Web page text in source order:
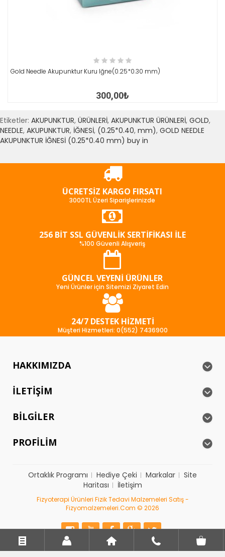
Gold Needle Akupunktur Kuru Iğne(0.25*0.30 mm)
300,00₺
Etiketler: AKUPUNKTUR, ÜRÜNLERİ, AKUPUNKTUR ÜRÜNLERİ, GOLD,
NEEDLE, AKUPUNKTUR, İĞNESİ, (0.25*0.40, mm), GOLD NEEDLE
AKUPUNKTUR İĞNESİ (0.25*0.40 mm) buy in
ÜCRETSIZ KARGO FIRSATI
3000TL Üzeri Siparişlerinizde
256 BIT SSL GÜVENLIK SERTIFIKASI İLE
%100 Güvenli Alışveriş
GÜNCEL VEYENI ÜRÜNLER
Yeni Ürünler için Sitemizi Ziyaret Edin
24/7 DESTEK HIZMETI
Müşteri Hizmetleri: 0(552) 7436900
HAKKIMIZDA
İLETIŞIM
BILGILER
PROFILIM
Ortaklık Programı Hediye Çeki Markalar
Site
Haritası
İletişim
Fizyoterapi Ürünleri Fizik Tedavi Malzemeleri Satış -
Fizyomalzemeleri.com © 2026